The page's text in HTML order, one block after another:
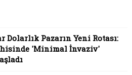
Dolarlık Pazarın Yeni Rotası:
'Minimal İnvaziv'